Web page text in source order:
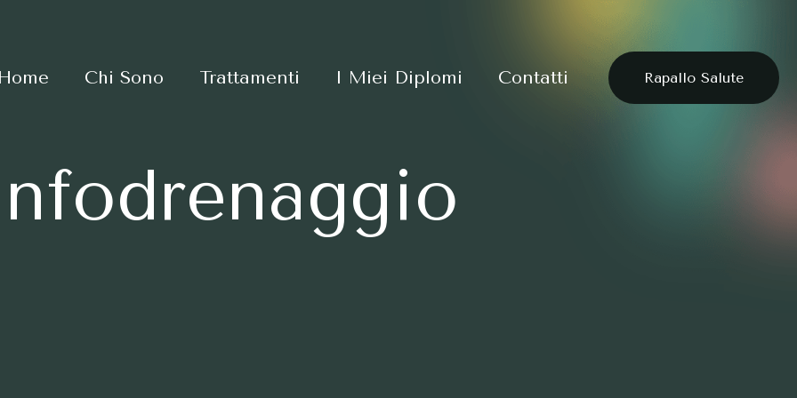
Chi Sono Trattamenti I Miei Diplomi Contatti Rapallo Salute